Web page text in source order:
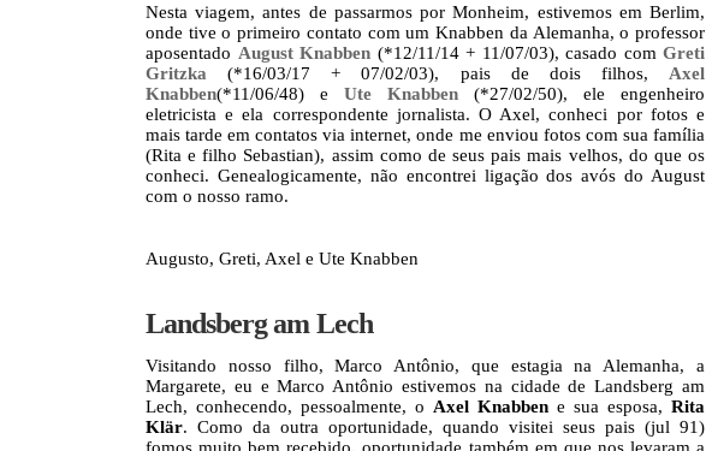
Nesta viagem, antes de passarmos por Monheim, estivemos em Berlim,
onde tive o primeiro contato com um Knabben da Alemanha, o professor
aposentado August Knabben (*12/11/14 + 11/07/03), casado com Greti
Gritzka
(*16/03/17 + 07/02/03), pais de dois filhos, Axel
Knabben(*11/06/48) e Ute Knabben (*27/02/50), ele engenheiro
eletricista e ela correspondente jornalista. O Axel, conheci por fotos e
mais tarde em contatos via internet, onde me enviou fotos com sua família
(Rita e filho Sebastian), assim como de seus pais mais velhos, do que os
conheci. Genealogicamente, não encontrei ligação dos avós do August
com o nosso ramo.
Augusto, Greti, Axel e Ute Knabben
Landsberg am Lech
Visitando nosso filho, Marco Antônio, que estagia na Alemanha, a
Margarete, eu e Marco Antônio estivemos na cidade de Landsberg am
Lech, conhecendo, pessoalmente, o Axel Knabben e sua esposa, Rita
Klär. Como da outra oportunidade, quando visitei seus pais (jul 91)